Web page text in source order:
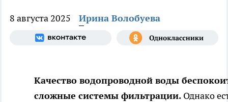
8 августа 2025 Ирина Волобуева
Качество водопроводной воды
сложные системы фильтрации. Однако